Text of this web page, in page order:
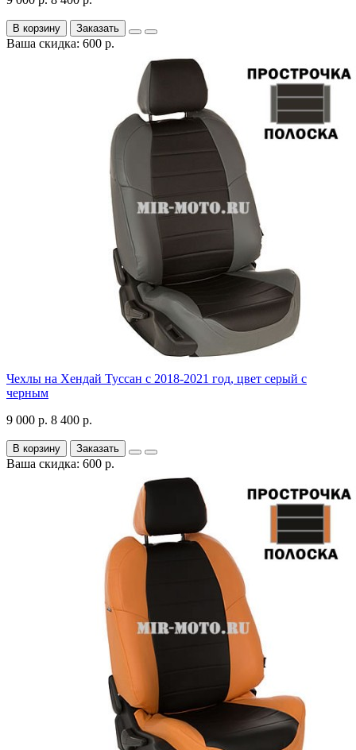
В корзину Заказать
Ваша скидка: 600 р.
Чехлы на Хендай Туссан с 2018-2021 год, цвет серый с
черным
9 000 р. 8 400 р.
В корзину Заказать
Ваша скидка: 600 р.